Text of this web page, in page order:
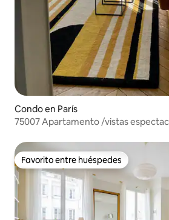
Condo en París
75007 Apartamento /vistas
Favorito entre huéspedes
Favorito entre huéspedes